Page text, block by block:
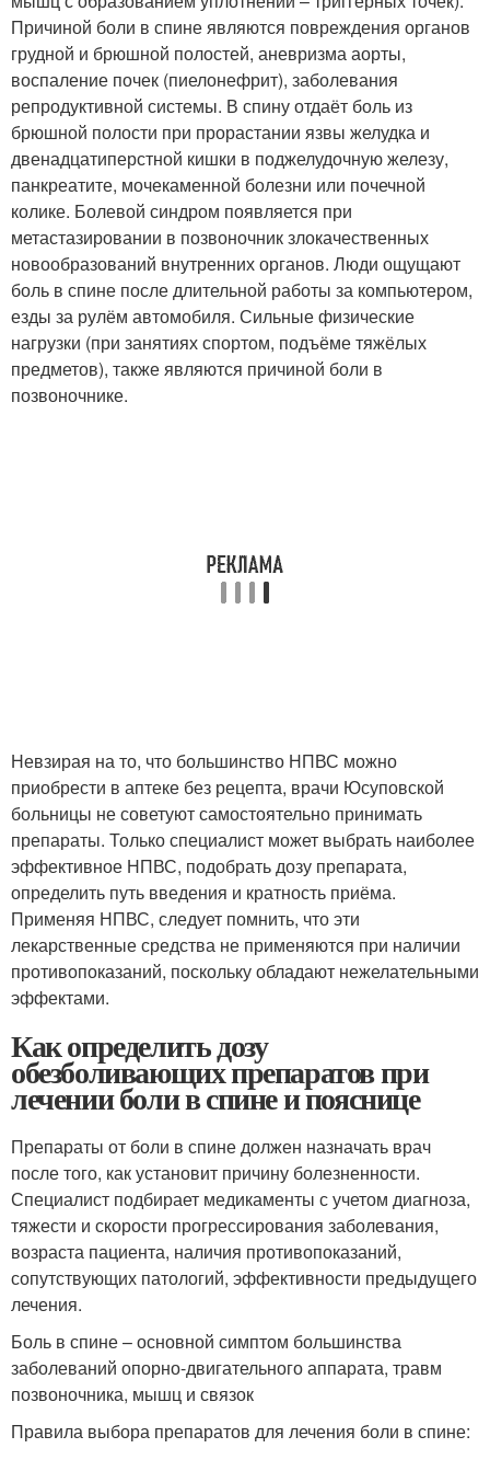
Причиной боли в спине являются повреждения органов
грудной и брюшной полостей, аневризма аорты,
воспаление почек (пиелонефрит), заболевания
репродуктивной системы. В спину отдаёт боль из
брюшной полости при прорастании язвы желудка и
двенадцатиперстной кишки в поджелудочную железу,
панкреатите, мочекаменной болезни или почечной
колике. Болевой синдром появляется при
метастазировании в позвоночник злокачественных
новообразований внутренних органов. Люди ощущают
боль в спине после длительной работы за компьютером,
езды за рулём автомобиля. Сильные физические
нагрузки (при занятиях спортом, подъёме тяжёлых
предметов), также являются причиной боли в
позвоночнике.
Невзирая на то, что большинство НПВС можно
приобрести в аптеке без рецепта, врачи Юсуповской
больницы не советуют самостоятельно принимать
препараты. Только специалист может выбрать наиболее
эффективное НПВС, подобрать дозу препарата,
определить путь введения и кратность приёма.
Применяя НПВС, следует помнить, что эти
лекарственные средства не применяются при наличии
противопоказаний, поскольку обладают нежелательными
эффектами.
Как определить дозу
обезболивающих препаратов при
лечении боли в спине и пояснице
Препараты от боли в спине должен назначать врач
после того, как установит причину болезненности.
Специалист подбирает медикаменты с учетом диагноза,
тяжести и скорости прогрессирования заболевания,
возраста пациента, наличия противопоказаний,
сопутствующих патологий, эффективности предыдущего
лечения.
Боль в спине – основной симптом большинства
заболеваний опорно-двигательного аппарата, травм
позвоночника, мышц и связок
Правила выбора препаратов для лечения боли в спине: